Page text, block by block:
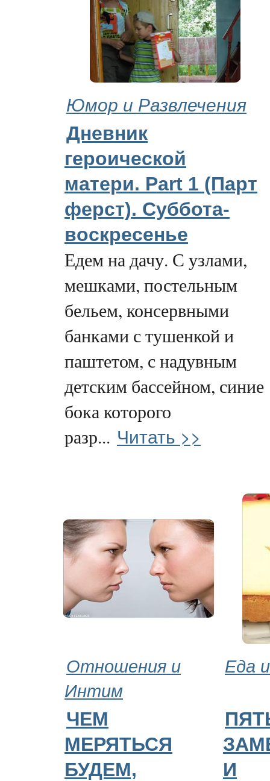
Юмор и Развлечения
Дневник
героической
матери. Part 1 (Парт
ферст). Суббота-
воскресенье
Едем на дачу. С узлами,
мешками, постельным
бельем, консервными
банками с тушенкой и
паштетом, с надувным
детским бассейном, синие
бока которого
разр... Читать >>
Отношения и
Интим
Еда
ЧЕМ
МЕРЯТЬСЯ
БУДЕМ,
И